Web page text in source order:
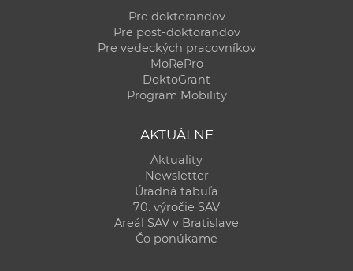
Pre doktorandov
Pre post-doktorandov
Pre vedeckých pracovníkov
MoRePro
DoktoGrant
Program Mobility
AKTUÁLNE
Aktuality
Newsletter
Úradná tabuľa
70. výročie SAV
Areál SAV v Bratislave
Čo ponúkame